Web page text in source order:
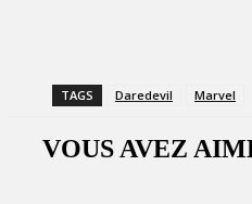
TAGS Daredevil Marvel
VOUS AVEZ